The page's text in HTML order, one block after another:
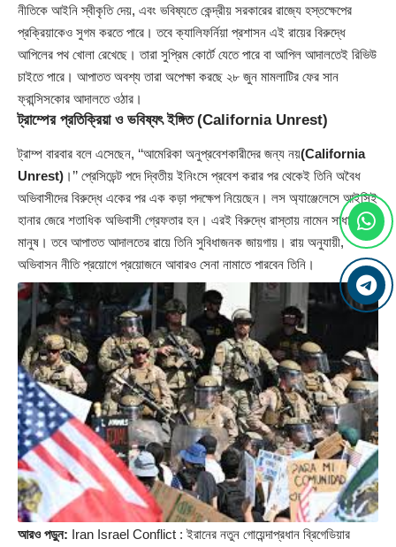
নীতিকে আইনি স্বীকৃতি দেয়, এবং ভবিষ্যতে কেন্দ্রীয় সরকারের রাজ্যে হস্তক্ষেপের
প্রক্রিয়াকেও সুগম করতে পারে। তবে ক্যালিফর্নিয়া প্রশাসন এই রায়ের বিরুদ্ধে
আপিলের পথ খোলা রেখেছে। তারা সুপ্রিম কোর্টে যেতে পারে বা আপিল আদালতেই রিভিউ
চাইতে পারে। আপাতত অবশ্য তারা অপেক্ষা করছে ২৮ জুন মামলাটির ফের সান
ফ্রান্সিসকোর আদালতে ওঠার।
ট্রাম্পের প্রতিক্রিয়া ও ভবিষ্যৎ ইঙ্গিত(California Unrest)
ট্রাম্প বারবার বলে এসেছেন, ‘‘আমেরিকা অনুপ্রবেশকারীদের জন্য নয়(California
Unrest) ।’’ প্রেসিডেন্ট পদে দ্বিতীয় ইনিংসে প্রবেশ করার পর থেকেই তিনি অবৈধ
অভিবাসীদের বিরুদ্ধে একের পর এক কড়া পদক্ষেপ নিয়েছেন। লস অ্যাঞ্জেলেসে আইসিই
হানার জেরে শতাধিক অভিবাসী গ্রেফতার হন। এরই বিরুদ্ধে রাস্তায় নামেন সাধারণ
মানুষ। তবে আপাতত আদালতের রায়ে তিনি সুবিধাজনক জায়গায়। রায় অনুযায়ী,
অভিবাসন নীতি প্রয়োগে প্রয়োজনে আবারও সেনা নামাতে পারবেন তিনি।
আরও পড়ুন: Iran Israel Conflict : ইরানের নতুন গোয়েন্দাপ্রধান ব্রিগেডিয়ার